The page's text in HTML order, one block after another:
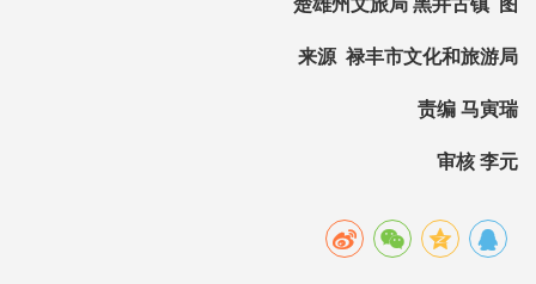
来源 禄丰市文化和旅游局
责编 马寅瑞
审核 李元